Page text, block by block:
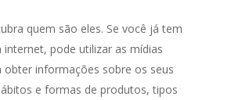
quem são eles. Se você já tem
internet, pode utilizar as mídias
obter informações sobre os seus
e formas de produtos, tipos